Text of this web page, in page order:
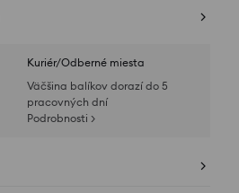
Kuriér/Odberné miesta
Väčšina balíkov dorazí do 5
pracovných dní
Podrobnosti >